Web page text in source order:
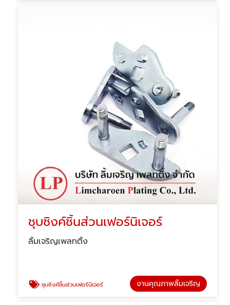
ชุบซิงค์ชิ้นส่วนเฟอร์นิเจอร์
ลิ้มเจริญเพลทติ้ง
ชุบซิงค์ชิ้นส่วนเฟอร์นิเจอร์ งานคุณภาพลิ้มเจริญ